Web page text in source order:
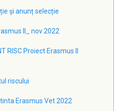
și anunț selecție
II_ nov 2022
RISC Proiect Erasmus II
riscului
Erasmus Vet 2022